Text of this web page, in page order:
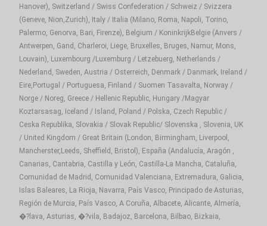
Hanover), Switzerland / Swiss Confederation / Schweiz / Svizzera
(Geneve, Nion,Zurich), Italy / Italia (Milano, Roma, Napoli, Torino,
Palermo, Genorva, Bari, Firenze), Belgium / KoninkrijkBelgie (Anvers /
Antwerpen, Gand, Charleroi, Liege, Bruxelles, Bruges, Namur, Mons,
Louvain), Luxembourg /Luxemburg / Letzebuerg, Netherlands /
Nederland, Sweden, Austria / Osterreich, Denmark / Danmark, Ireland /
Eire,Portugal / Portuguesa, Finland / Suomen Tasavalta, Norway /
Norge / Noreg, Greece / Hellenic Republic, Hungary /Magyar
Koztarsasag, Iceland / Island, Poland / Polska, Czech Republic /
Ceska Republika, Slovakia / Slovak Republic/ Slovenska , Slovenia, UK
/ United Kingdom / Great Britain (London, Birmingham, Liverpool,
Mancherster,Leeds, Sheffield, Bristol), España (Andalucía, Aragón ,
Canarias, Cantabria, Castilla y León, Castilla-La Mancha, Cataluña,
Comunidad de Madrid, Comunidad Valenciana, Extremadura, Galicia,
Islas Baleares, La Rioja, Navarra, País Vasco, Principado de Asturias,
Región de Murcia, País Vasco, A Coruña, Albacete, Alicante, Almería,
�?lava, Asturias, �?vila, Badajoz, Barcelona, Bilbao, Bizkaia,